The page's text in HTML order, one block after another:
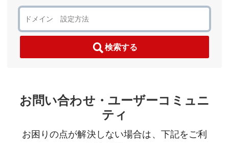
検索する
お問い合わせ・ユーザーコミュニ
ティ
お困りの点が解決しない場合は、下記をご利